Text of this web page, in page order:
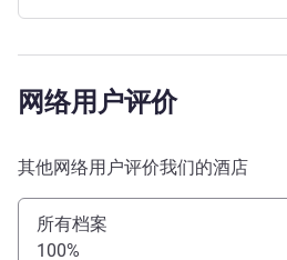
网络用户评价
其他网络用户评价我们的酒店
所有档案
100%